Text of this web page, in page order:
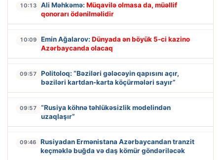
10:13 Ali Məhkəmə: Müqavilə olmasa da, müəllif
qonorarı ödənilməlidir
10:09 Emin Ağalarov: Dünyada ən böyük 5-ci kazino
Azərbaycanda olacaq
09:57
Politoloq: “Bəziləri gələcəyin qapısını açır,
bəziləri kartdan-karta köçürmələri sayır”
09:57
“Rusiya köhnə təhlükəsizlik modelindən
uzaqlaşır”
09:46
Rusiyadan Ermənistana Azərbaycandan tranzit
keçməklə buğda və daş kömür göndəriləcək